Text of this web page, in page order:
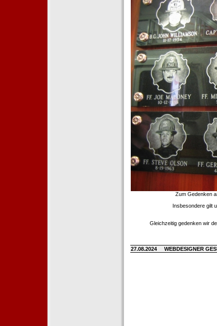
Zum Gedenken
Insbesondere gilt
Gleichzeitig gedenken wir
27.08.2024 WEBDESIGNER